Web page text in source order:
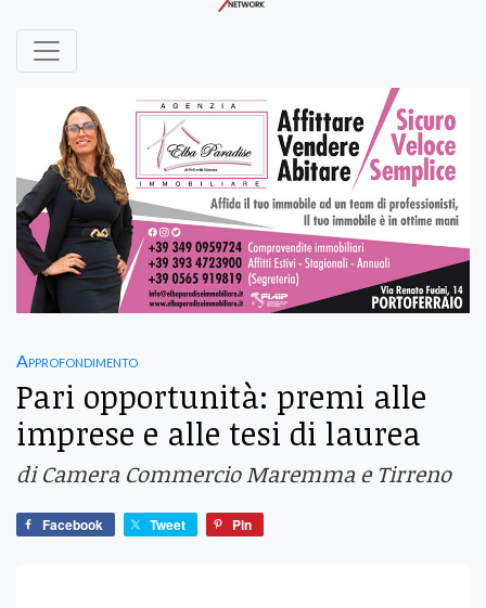
Approfondimento
Pari opportunità: premi alle
imprese e alle tesi di laurea
di Camera Commercio Maremma e Tirreno
Facebook Tweet Pin